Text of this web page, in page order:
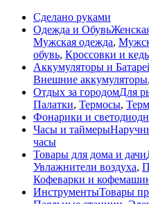
Сделано руками
Одежда и Обувь
Мужская одежда,
обувь, Кроссовки и
Аккумуляторы и
Внешние аккумуляторы,
Отдых за городомДля
Палатки, Термосы,
Фонарики и
Часы и таймеры
часы
Товары для дома и дачи
Увлажнители воздуха,
Кофеварки и
ИнструментыТовары